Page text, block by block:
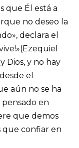
que Él está a
no deseo la
declara el
Dios, y no hay
el
aún no se ha
pensado en
que demos
que confiar en